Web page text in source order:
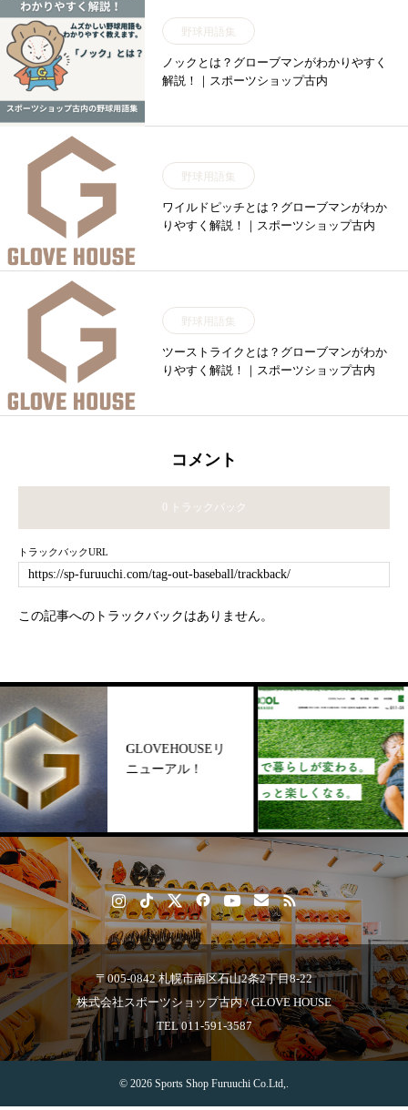
野球用語集
ノックとは？グローブマンがわかりやすく
解説！｜スポーツショップ古内
野球用語集
ワイルドピッチとは？グローブマンがわか
りやすく解説！｜スポーツショップ古内
野球用語集
ツーストライクとは？グローブマンがわか
りやすく解説！｜スポーツショップ古内
コメント
0 トラックバック
トラックバックURL
この記事へのトラックバックはありません。
GLOVEHOUSEリ
ニューアル！
【
工
urf
〒005-0842 札幌市南区石山2条2丁目8-22
株式会社スポーツショップ古内 / GLOVE HOUSE
TEL 011-591-3587
© 2026 Sports Shop Furuuchi Co.Ltd,.